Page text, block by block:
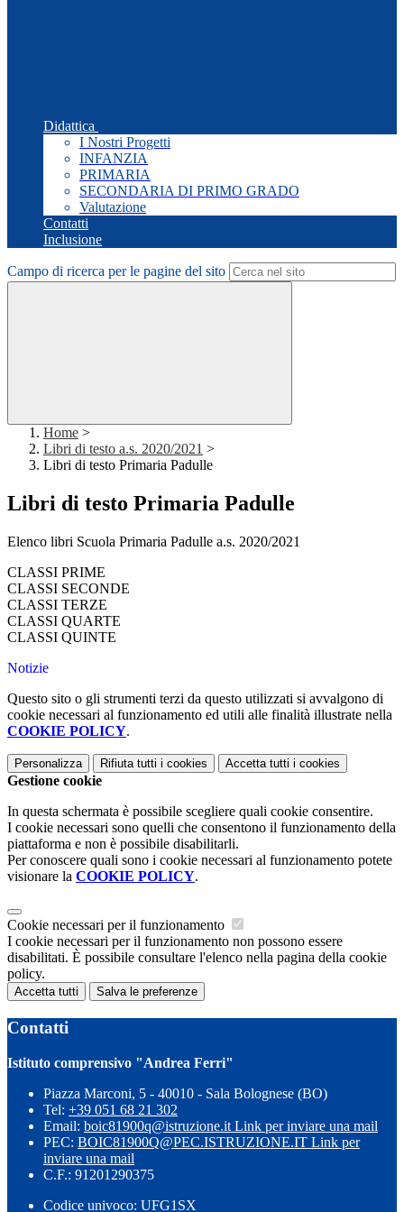
Didattica
I Nostri Progetti
INFANZIA
PRIMARIA
SECONDARIA DI PRIMO GRADO
Valutazione
Contatti
Inclusione
Campo di ricerca per le pagine del sito
Home >
Libri di testo a.s. 2020/2021 >
Libri di testo Primaria Padulle
Libri di testo Primaria Padulle
Elenco libri Scuola Primaria Padulle a.s. 2020/2021
CLASSI PRIME
CLASSI SECONDE
CLASSI TERZE
CLASSI QUARTE
CLASSI QUINTE
Notizie
Questo sito o gli strumenti terzi da questo utilizzati si avvalgono di
cookie necessari al funzionamento ed utili alle finalità illustrate nella
COOKIE POLICY.
Personalizza Rifiuta tutti i cookies Accetta tutti i cookies
Gestione cookie
In questa schermata è possibile scegliere quali cookie consentire.
I cookie necessari sono quelli che consentono il funzionamento della
piattaforma e non è possibile disabilitarli.
Per conoscere quali sono i cookie necessari al funzionamento potete
visionare la COOKIE POLICY.
Cookie necessari per il funzionamento
I cookie necessari per il funzionamento non possono essere
disabilitati. È possibile consultare l'elenco nella pagina della cookie
policy.
Accetta tutti Salva le preferenze
Contatti
Istituto comprensivo "Andrea Ferri"
Piazza Marconi, 5 - 40010 - Sala Bolognese (BO)
Tel: +39 051 68 21 302
Email: boic81900q@istruzione.it Link per inviare una mail
PEC: BOIC81900Q@PEC.ISTRUZIONE.IT Link per
inviare una mail
C.F.: 91201290375
Codice univoco: UFG1SX